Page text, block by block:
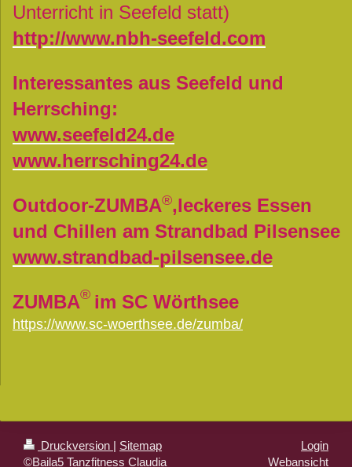
Unterricht in Seefeld statt)
http://www.nbh-seefeld.com
Interessantes aus Seefeld und
Herrsching:
www.seefeld24.de
www.herrsching24.de
Outdoor-ZUMBA®,leckeres Essen
und Chillen am Strandbad Pilsensee
www.strandbad-pilsensee.de
ZUMBA® im SC Wörthsee
https://www.sc-woerthsee.de/zumba/
Druckversion | Sitemap
©Baila5 Tanzfitness Claudia
Login
Webansicht